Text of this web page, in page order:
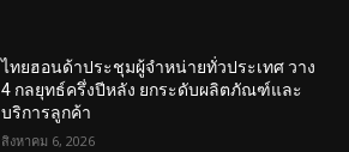
ไทยฮอนด้าประชุมผู้จำหน่ายทั่วประเทศ วาง
4 กลยุทธ์ครึ่งปีหลัง ยกระดับผลิตภัณฑ์และ
บริการลูกค้า
สิงหาคม 6, 2026